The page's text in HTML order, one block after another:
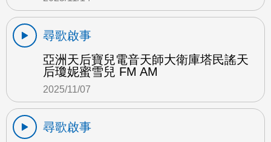
尋歌啟事
亞洲天后寶兒電音天師大衛庫塔民謠天
后瓊妮蜜雪兒 FM AM
2025/11/07
尋歌啟事